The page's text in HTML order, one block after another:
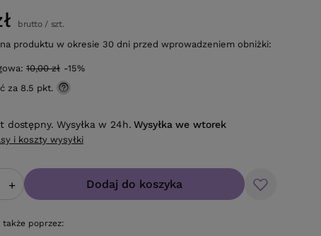
brutto/ szt.
produktu w okresie 30 dni przed wprowadzeniem obniżki:
10,00 zł -15%
za 8.5 pkt.
+ Dodaj do koszyka
także poprzez:
dostępny. Wysyłka w 24h. Wysyłkawe wtorek
i koszty wysyłki